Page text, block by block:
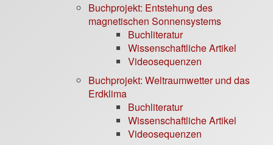
Buchprojekt: Entstehung des
magnetischen Sonnensystems
Buchliteratur
Wissenschaftliche Artikel
Videosequenzen
Buchprojekt: Weltraumwetter und das
Erdklima
Buchliteratur
Wissenschaftliche Artikel
Videosequenzen